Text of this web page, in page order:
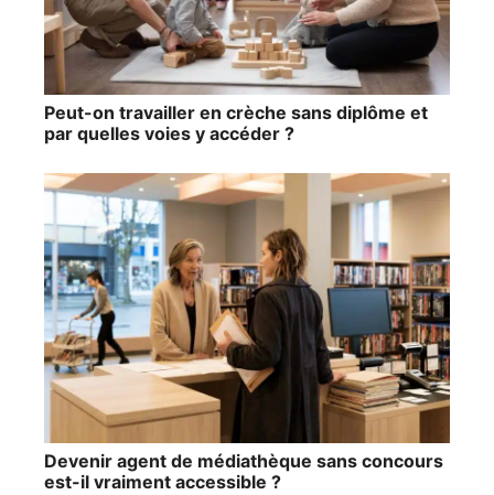
Peut-on travailler en crèche sans diplôme et
par quelles voies y accéder ?
Devenir agent de médiathèque sans concours
est-il vraiment accessible ?